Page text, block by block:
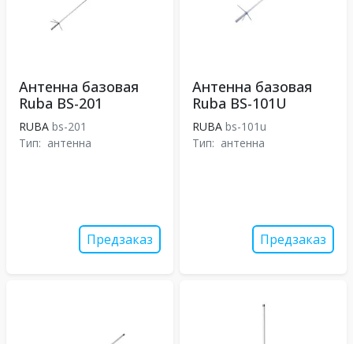
Антенна базовая
Ruba BS-201
RUBA bs-201
Тип: антенна
Предзаказ
Антенна базовая
Ruba BS-101U
RUBA bs-101u
Тип: антенна
Предзаказ